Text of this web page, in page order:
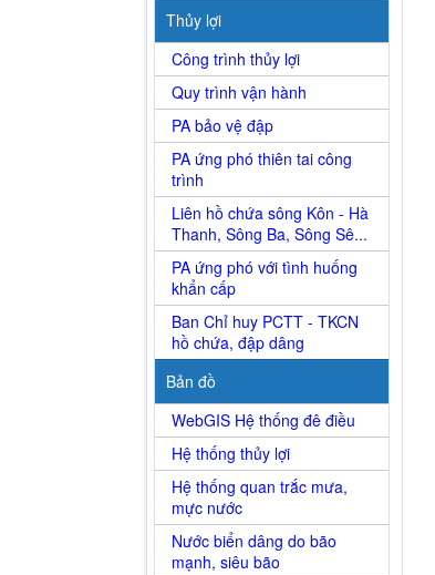
Thủy lợi
Công trình thủy lợi
Quy trình vận hành
PA bảo vệ đập
PA ứng phó thiên tai công
trình
Liên hồ chứa sông Kôn - Hà
Thanh, Sông Ba, Sông Sê...
PA ứng phó với tình huống
khẩn cấp
Ban Chỉ huy PCTT - TKCN
hồ chứa, đập dâng
Bản đồ
WebGIS Hệ thống đê điều
Hệ thống thủy lợi
Hệ thống quan trắc mưa,
mực nước
Nước biển dâng do bão
mạnh, siêu bão